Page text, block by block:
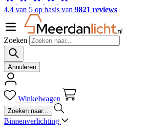
4.4 van 5 op basis van 9821 reviews
Zoeken
Annuleren
Winkelwagen
Binnenverlichting